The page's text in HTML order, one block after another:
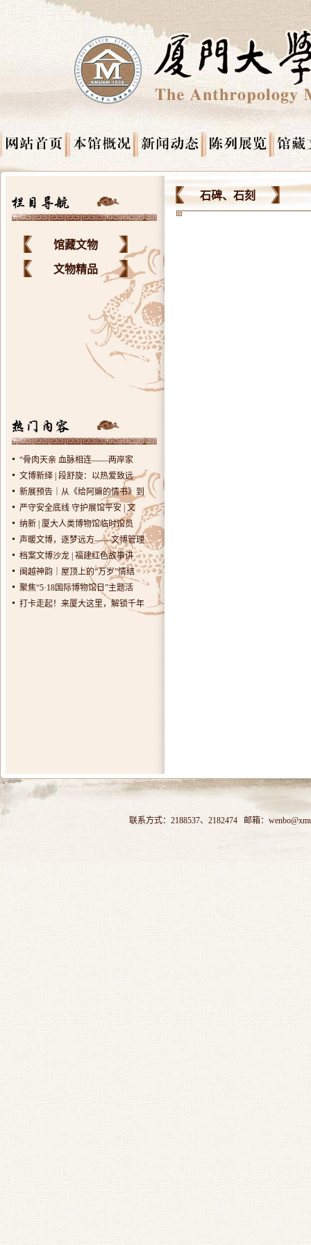
馆藏文物
文物精品
“骨肉天亲 血脉相连——两岸家
文博新绎 | 段舒旋：以热爱致远
新展预告｜从《给阿嫲的情书》到
严守安全底线 守护展馆平安 | 文
纳新 | 厦大人类博物馆临时馆员
声暖文博，逐梦远方——文博管理
档案文博沙龙 | 福建红色故事讲
闽越神韵｜屋顶上的“万岁”情结
聚焦“5·18国际博物馆日”主题活
打卡走起！来厦大这里，解锁千年
石碑、石刻
联系方式：2188537、2182474 邮箱：